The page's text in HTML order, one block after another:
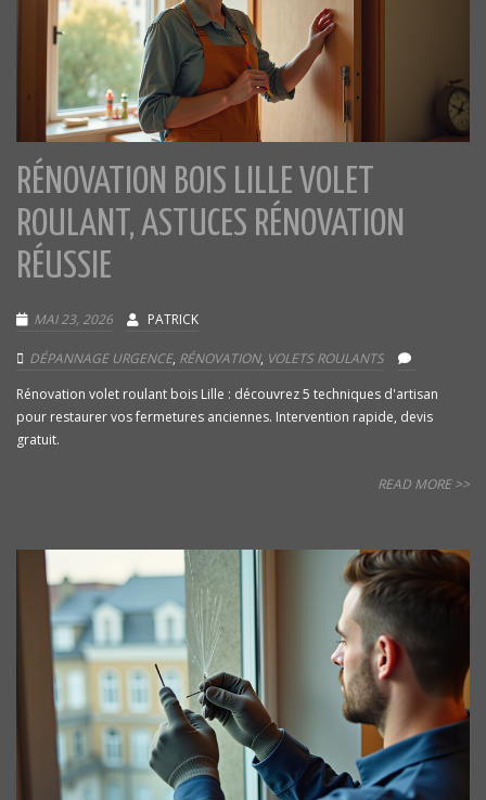
RÉNOVATION BOIS LILLE VOLET
ROULANT, ASTUCES RÉNOVATION
RÉUSSIE
MAI 23, 2026 PATRICK
DÉPANNAGE URGENCE, RÉNOVATION, VOLETS ROULANTS
Rénovation volet roulant bois Lille : découvrez 5 techniques d'artisan
pour restaurer vos fermetures anciennes. Intervention rapide, devis
gratuit.
READ MORE >>